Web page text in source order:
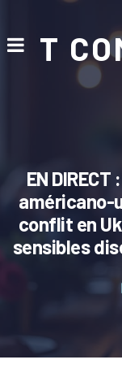
T
EN
américano-
conflit en
sensibles